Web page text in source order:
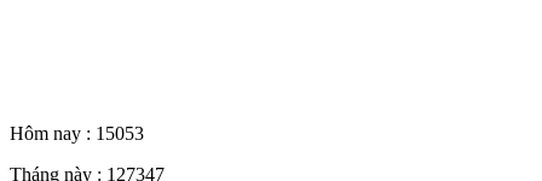
Hôm nay : 15053
Tháng này : 127347